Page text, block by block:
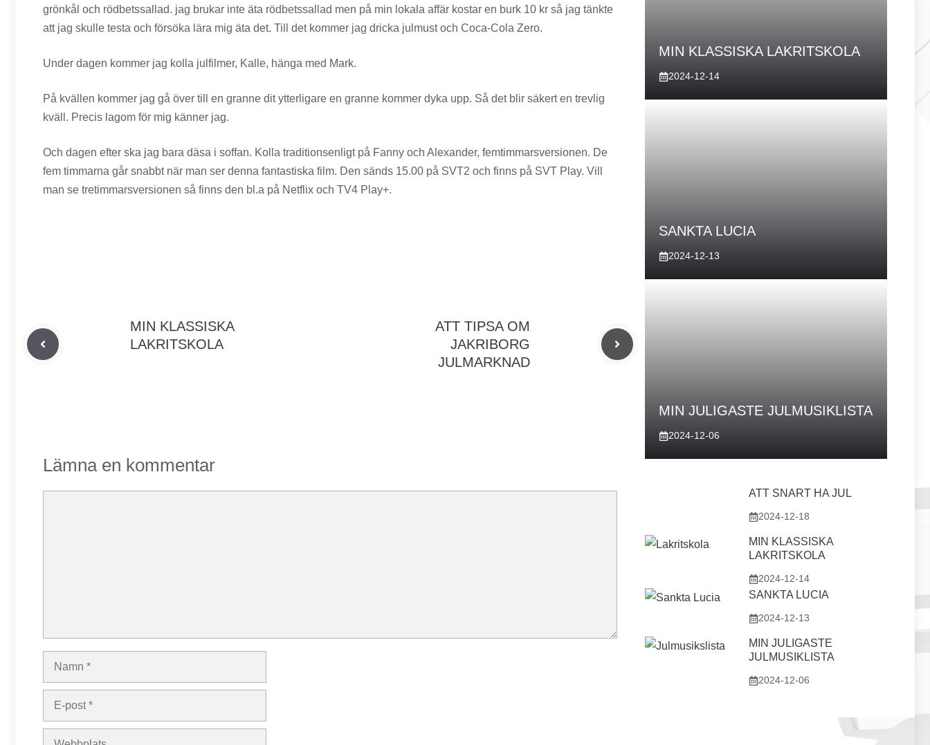
grönkål och rödbetssallad. jag brukar inte äta rödbetssallad men på min lokala affär kostar en burk 10 kr så jag tänkte
att jag skulle testa och försöka lära mig äta det. Till det kommer jag dricka julmust och Coca-Cola Zero.
Under dagen kommer jag kolla julfilmer, Kalle, hänga med Mark.
På kvällen kommer jag gå över till en granne dit ytterligare en granne kommer dyka upp. Så det blir säkert en trevlig
kväll. Precis lagom för mig känner jag.
Och dagen efter ska jag bara däsa i soffan. Kolla traditionsenligt på Fanny och Alexander, femtimmarsversionen. De
fem timmarna går snabbt när man ser denna fantastiska film. Den sänds 15.00 på SVT2 och finns på SVT Play. Vill
man se tretimmarsversionen så finns den bl.a på Netflix och TV4 Play+.
MIN KLASSISKA
LAKRITSKOLA
ATT TIPSA OM
JAKRIBORG
JULMARKNAD
Lämna en kommentar
Namn
Webbplats
MIN KLASSISKA LAKRITSKOLA
2024-12-14
SANKTA LUCIA
2024-12-13
MIN JULIGASTE JULMUSIKLISTA
2024-12-06
ATT SNART HA JUL
2024-12-18
MIN KLASSISKA
LAKRITSKOLA
2024-12-14
SANKTA LUCIA
2024-12-13
MIN JULIGASTE
JULMUSIKLISTA
2024-12-06